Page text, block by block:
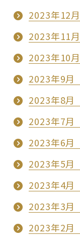
2023年12月
2023年11月
2023年10月
2023年9月
2023年8月
2023年7月
2023年6月
2023年5月
2023年4月
2023年3月
2023年2月